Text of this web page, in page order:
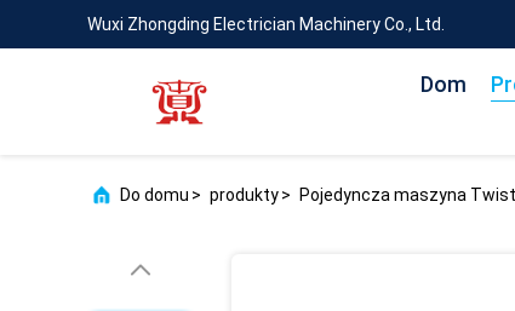
Wuxi Zhongding Electrician Machinery Co., Ltd.
Dom
Do domu > produkty> Pojedyncza maszyna Twist